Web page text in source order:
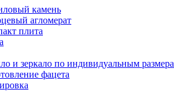
камень
агломерат
плита
и зеркало по индивидуальным
фацета